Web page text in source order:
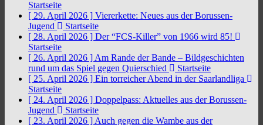
Startseite
[ 29. April 2026 ] Viererkette: Neues aus der Borussen-
Jugend
Startseite
[ 28. April 2026 ] Der “FCS-Killer” von 1966 wird 85!
Startseite
[ 26. April 2026 ] Am Rande der Bande – Bildgeschichten
rund um das Spiel gegen Quierschied
Startseite
[ 25. April 2026 ] Ein torreicher Abend in der Saarlandliga
Startseite
[ 24. April 2026 ] Doppelpass: Aktuelles aus der Borussen-
Jugend
Startseite
[ 23. April 2026 ] Auch gegen die Wambe aus der